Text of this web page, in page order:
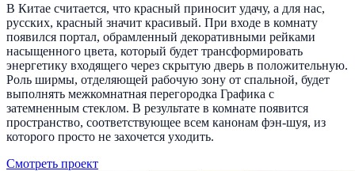
В Китае считается, что красный приносит удачу, а для нас,
русских, красный значит красивый. При входе в комнату
появился портал, обрамленный декоративными рейками
насыщенного цвета, который будет трансформировать
энергетику входящего через скрытую дверь в положительную.
Роль ширмы, отделяющей рабочую зону от спальной, будет
выполнять межкомнатная перегородка Графика с
затемненным стеклом. В результате в комнате появится
пространство, соответствующее всем канонам фэн-шуя, из
которого просто не захочется уходить.
Смотреть проект